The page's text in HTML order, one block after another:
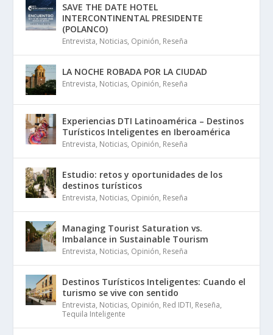
SAVE THE DATE HOTEL
INTERCONTINENTAL PRESIDENTE
(POLANCO)
Entrevista, Noticias, Opinión, Reseña
LA NOCHE ROBADA POR LA CIUDAD
Entrevista, Noticias, Opinión, Reseña
Experiencias DTI Latinoamérica – Destinos
Turísticos Inteligentes en Iberoamérica
Entrevista, Noticias, Opinión, Reseña
Estudio: retos y oportunidades de los
destinos turísticos
Entrevista, Noticias, Opinión, Reseña
Managing Tourist Saturation vs.
Imbalance in Sustainable Tourism
Entrevista, Noticias, Opinión, Reseña
Destinos Turísticos Inteligentes: Cuando el
turismo se vive con sentido
Entrevista, Noticias, Opinión, Red IDTI, Reseña,
Tequila Inteligente